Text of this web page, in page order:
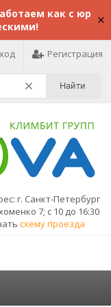
как с юр
Регистрация
Найти
г. Санкт-Петербург
7; с 10 до 16:30
схему проезда